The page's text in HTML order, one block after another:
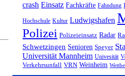
crash Einsatz Fachkräfte Fahndung
Hochschule Kultur Ludwigshafen
Polizei Polizeieinsatz Radar
Schwetzingen Senioren Speyer
Universität Mannheim Univesität
Verkehrsunfall VRN Weinheim